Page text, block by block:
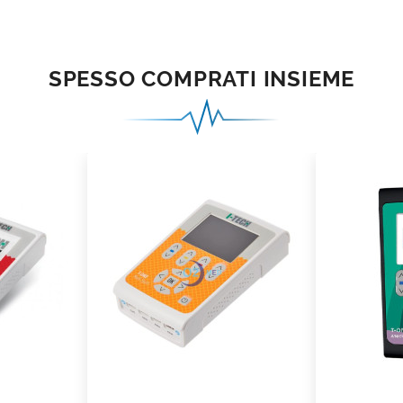
SPESSO COMPRATI INSIEME